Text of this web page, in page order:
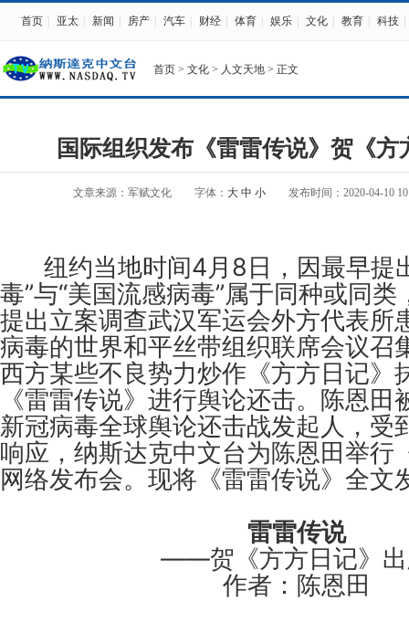
首页 亚太 新闻 房产 汽车 财经 体育 娱乐 文化 教育 科技
首页 > 文化 > 人文天地 > 正文
国际组织发布《雷雷传说》贺《方
文章来源：军赋文化 字体： 大 中 小 发布时间：2020-04-10
纽约当地时间4月8日，因最早提
毒”与“美国流感病毒”属于同种或同
提出立案调查武汉军运会外方代表所
病毒的世界和平丝带组织联席会议召
西方某些不良势力炒作《方方日记》
《雷雷传说》进行舆论还击。陈恩田
新冠病毒全球舆论还击战发起人，受
响应，纳斯达克中文台为陈恩田举行
网络发布会。现将《雷雷传说》全文
雷雷传说
——贺《方方日记》
作者：陈恩田